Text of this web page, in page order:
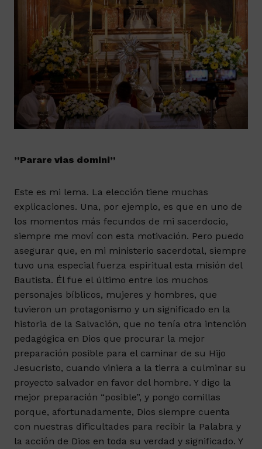
”Parare vias domini”
Este es mi lema. La elección tiene muchas
explicaciones. Una, por ejemplo, es que en uno de
los momentos más fecundos de mi sacerdocio,
siempre me moví con esta motivación. Pero puedo
asegurar que, en mi ministerio sacerdotal, siempre
tuvo una especial fuerza espiritual esta misión del
Bautista. Él fue el último entre los muchos
personajes bíblicos, mujeres y hombres, que
tuvieron un protagonismo y un significado en la
historia de la Salvación, que no tenía otra intención
pedagógica en Dios que procurar la mejor
preparación posible para el caminar de su Hijo
Jesucristo, cuando viniera a la tierra a culminar su
proyecto salvador en favor del hombre. Y digo la
mejor preparación “posible”, y pongo comillas
porque, afortunadamente, Dios siempre cuenta
con nuestras dificultades para recibir la Palabra y
la acción de Dios en toda su verdad y significado. Y